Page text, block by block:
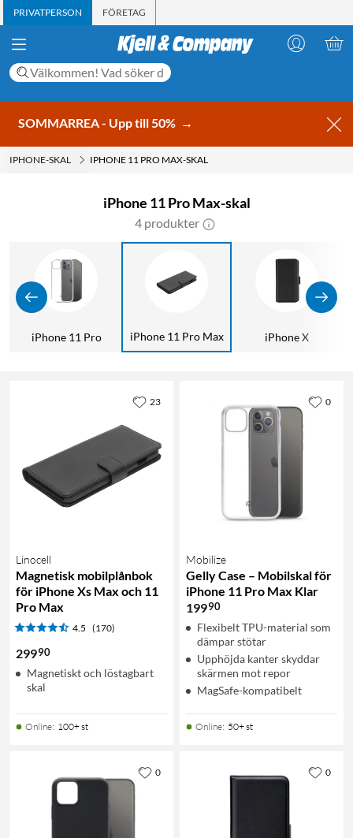
PRIVATPERSON FÖRETAG
SOMMARREA - Upp till 50% →
IPHONE-SKAL IPHONE 11 PRO MAX-SKAL
iPhone 11 Pro Max-skal
4 produkter
iPhone 11 Pro iPhone 11 Pro Max iPhone X
Linocell
Magnetisk mobilplånbok
för iPhone Xs Max och 11
Pro Max
4.5 (170)
29990
Magnetiskt och löstagbart
skal
Online: 100+ st
23
Mobilize
Gelly Case – Mobilskal för
iPhone 11 Pro Max Klar
19990
Flexibelt TPU-material som
dämpar stötar
Upphöjda kanter skyddar
skärmen mot repor
MagSafe-kompatibelt
Online: 50+ st
0
0 0